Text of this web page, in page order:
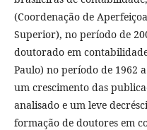
(Coordenação de
Superior), no período de
doutorado em
Paulo) no período de 1962
um crescimento das
analisado e um leve
formação de doutores em